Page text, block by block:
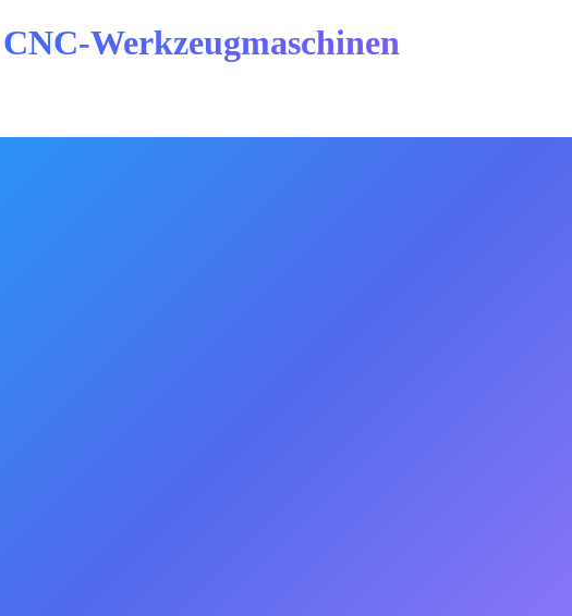
Werkzeugmaschinen